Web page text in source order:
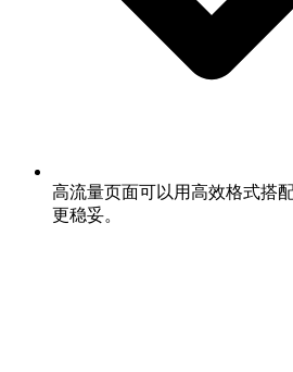
高流量页面可以用高效格式搭配
更稳妥。